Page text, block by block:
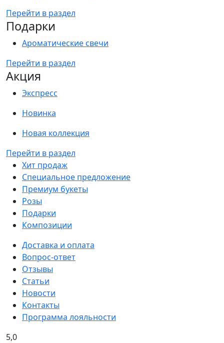
Перейти в раздел
Подарки
Ароматические свечи
Перейти в раздел
Акция
Экспресс
Новинка
Новая коллекция
Перейти в раздел
Хит продаж
Специальное предложение
Премиум букеты
Розы
Подарки
Композиции
Доставка и оплата
Вопрос-ответ
Отзывы
Статьи
Новости
Контакты
Программа лояльности
5,0